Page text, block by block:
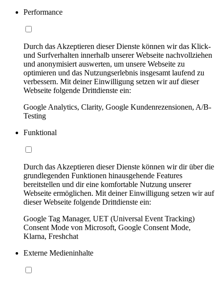
Performance
Durch das Akzeptieren dieser Dienste können wir das Klick-
und Surfverhalten innerhalb unserer Webseite nachvollziehen
und anonymisiert auswerten, um unsere Webseite zu
optimieren und das Nutzungserlebnis insgesamt laufend zu
verbessern. Mit deiner Einwilligung setzen wir auf dieser
Webseite folgende Drittdienste ein:
Google Analytics, Clarity, Google Kundenrezensionen, A/B-
Testing
Funktional
Durch das Akzeptieren dieser Dienste können wir dir über die
grundlegenden Funktionen hinausgehende Features
bereitstellen und dir eine komfortable Nutzung unserer
Webseite ermöglichen. Mit deiner Einwilligung setzen wir auf
dieser Webseite folgende Drittdienste ein:
Google Tag Manager, UET (Universal Event Tracking)
Consent Mode von Microsoft, Google Consent Mode,
Klarna, Freshchat
Externe Medieninhalte